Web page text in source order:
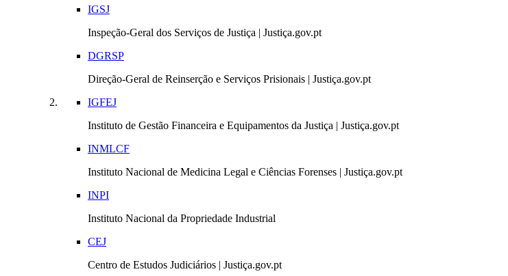
IGSJ
Inspeção-Geral dos Serviços de Justiça | Justiça.gov.pt
DGRSP
Direção-Geral de Reinserção e Serviços Prisionais | Justiça.gov.pt
IGFEJ
Instituto de Gestão Financeira e Equipamentos da Justiça | Justiça.gov.pt
INMLCF
Instituto Nacional de Medicina Legal e Ciências Forenses | Justiça.gov.pt
INPI
Instituto Nacional da Propriedade Industrial
CEJ
Centro de Estudos Judiciários | Justiça.gov.pt